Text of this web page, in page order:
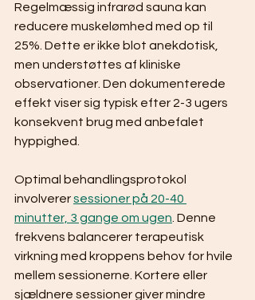
Regelmæssig infrarød sauna kan
reducere muskelømhed med op til
25%. Dette er ikke blot anekdotisk,
men understøttes af kliniske
observationer. Den dokumenterede
effekt viser sig typisk efter 2-3 ugers
konsekvent brug med anbefalet
hyppighed.
Optimal behandlingsprotokol
involverer sessioner på 20-40
minutter, 3 gange om ugen . Denne
frekvens balancerer terapeutisk
virkning med kroppens behov for hvile
mellem sessionerne. Kortere eller
sjældnere sessioner giver mindre